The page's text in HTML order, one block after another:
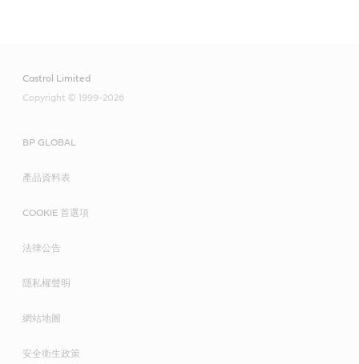
Castrol Limited
Copyright © 1999-2026
BP GLOBAL
產品資料表
COOKIE 首選項
法律公告
隱私權聲明
網站地圖
安全衛生政策